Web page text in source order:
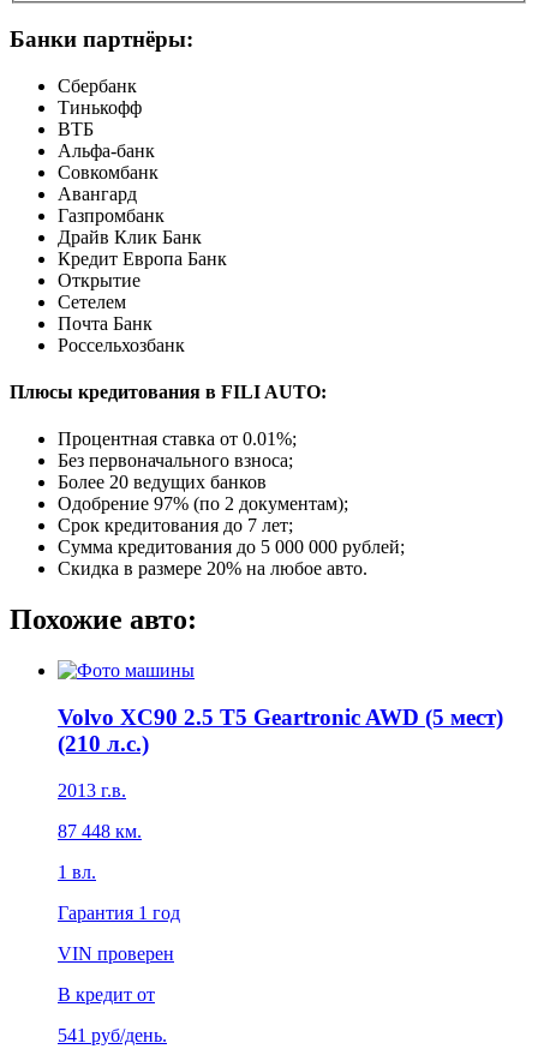
Банки партнёры:
Сбербанк
Тинькофф
ВТБ
Альфа-банк
Совкомбанк
Авангард
Газпромбанк
Драйв Клик Банк
Кредит Европа Банк
Открытие
Сетелем
Почта Банк
Россельхозбанк
Плюсы кредитования в FILI AUTO:
Процентная ставка от 0.01%;
Без первоначального взноса;
Более 20 ведущих банков
Одобрение 97% (по 2 документам);
Срок кредитования до 7 лет;
Сумма кредитования до 5 000 000 рублей;
Скидка в размере 20% на любое авто.
Похожие авто:
Volvo XC90 2.5 T5 Geartronic AWD (5 мест)
(210 л.с.)
2013 г.в.
87 448 км.
1 вл.
Гарантия 1 год
VIN проверен
В кредит от
541 руб/день.